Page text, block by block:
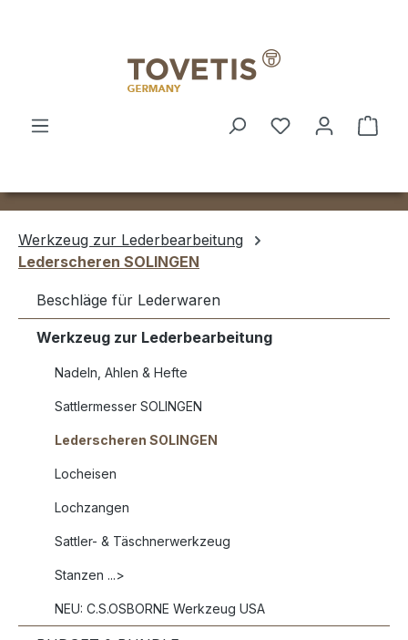
Werkzeug zur Lederbearbeitung
Lederscheren SOLINGEN
Beschläge für Lederwaren
Werkzeug zur Lederbearbeitung
Nadeln, Ahlen & Hefte
Sattlermesser SOLINGEN
Lederscheren SOLINGEN
Locheisen
Lochzangen
Sattler- & Täschnerwerkzeug
Stanzen ...>
NEU: C.S.OSBORNE Werkzeug USA